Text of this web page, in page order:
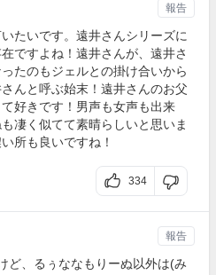
たいです。遠井さんシリーズに
ですよね！遠井さんが、遠井さ
たのもジェルとの掛け合いから
んと呼ぶ始末！遠井さんのお父
好きです！男声も女声も出来
凄く似てて素晴らしいと思いま
所も良いですね！
334
報告
ど、るぅななもりーぬ以外は(み
報告